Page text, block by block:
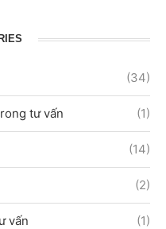
(34)
tư vấn (1)
(14)
(2)
vấn (1)